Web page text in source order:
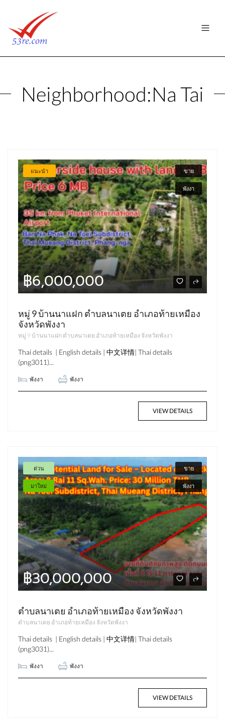
Neighborhood:Na Tai
แนะนำ ขาย
พังงา
฿6,000,000
หมู่ 9 บ้านนาแฝก ตำบลนาเตย อำเภอท้ายเหมือง
จังหวัดพังงา
หมู่ 9 บ้านนาแฝก ตำบลนาเตย อำเภอท้ายเหมือง จังหวัดพังงา
Thai details | English details | 中文详情| Thai details
(png3011)...
พังงา พังงา
VIEW DETAILS
ด่วน
มาใหม่
ขาย
พังงา
฿30,000,000
ตำบลนาเตย อำเภอท้ายเหมือง จังหวัดพังงา
ตำบลนาเตย อำเภอท้ายเหมือง จังหวัดพังงา
Thai details | English details | 中文详情| Thai details
(png3031)...
พังงา พังงา
VIEW DETAILS